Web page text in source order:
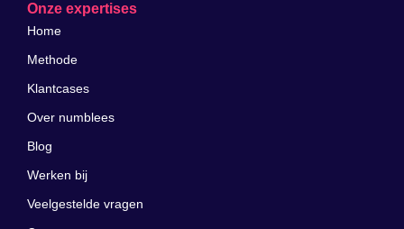
Onze expertises
Home
Methode
Klantcases
Over numblees
Blog
Werken bij
Veelgestelde vragen